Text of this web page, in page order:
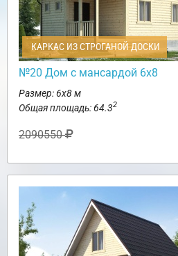
КАРКАС ИЗ СТРОГАНОЙ ДОСКИ
№20 Дом с мансардой 6х8
Размер: 6х8 м
Общая площадь: 64.32
2090550